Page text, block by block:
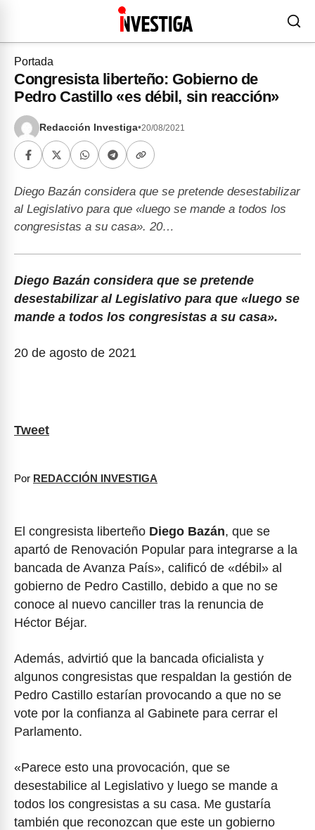
Portada
Congresista liberteño: Gobierno de
Pedro Castillo «es débil, sin reacción»
Redacción Investiga•20/08/2021
Diego Bazán considera que se pretende desestabilizar
al Legislativo para que «luego se mande a todos los
congresistas a su casa». 20…
Diego Bazán considera que se pretende
desestabilizar al Legislativo para que «luego se
mande a todos los congresistas a su casa».
20 de agosto de 2021
Tweet
Por REDACCIÓN INVESTIGA
El congresista liberteño Diego Bazán, que se
apartó de Renovación Popular para integrarse a la
bancada de Avanza País», calificó de «débil» al
gobierno de Pedro Castillo, debido a que no se
conoce al nuevo canciller tras la renuncia de
Héctor Béjar.
Además, advirtió que la bancada oficialista y
algunos congresistas que respaldan la gestión de
Pedro Castillo estarían provocando a que no se
vote por la confianza al Gabinete para cerrar el
Parlamento.
«Parece esto una provocación, que se
desestabilice al Legislativo y luego se mande a
todos los congresistas a su casa. Me gustaría
también que reconozcan que este un gobierno